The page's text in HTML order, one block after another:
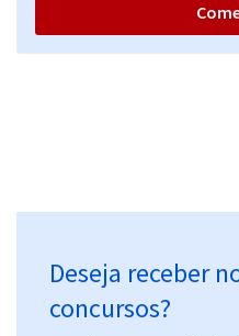
Deseja receber
concursos?